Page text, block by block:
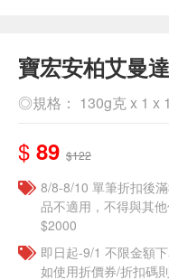
寶宏安柏艾曼
◎規格： 130g克 x 1 x
$ 89 $122
8/8-8/10 單筆折扣後
品不適用，不得與其
$2000
即日起-9/1 不限金額
如使用折價券/折扣碼